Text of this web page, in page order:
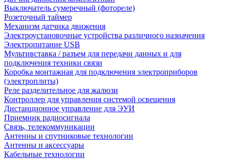
Выключатель сумеречный (фотореле)
Розеточный таймер
Механизм датчика движения
Электроустановочные устройства различного назначения
Электропитание USB
Мультивставка / разъем для передачи данных и для
подключения техники связи
Коробка монтажная для подключения электроприборов
(электроплиты)
Реле разделительное для жалюзи
Контроллер для управления системой освещения
Дистанционное управление для ЭУИ
Приемник радиосигнала
Связь, телекоммуникации
Антенны и спутниковые технологии
Антенны и аксессуары
Кабельные технологии